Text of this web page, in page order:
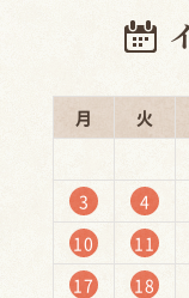
月
火
3
4
10
11
17
18